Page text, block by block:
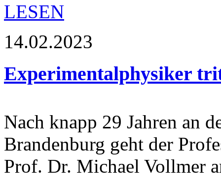
LESEN
14.02.2023
Experimentalphysiker
Nach knapp 29 Jahren an
Brandenburg geht der
Prof. Dr. Michael Vollmer